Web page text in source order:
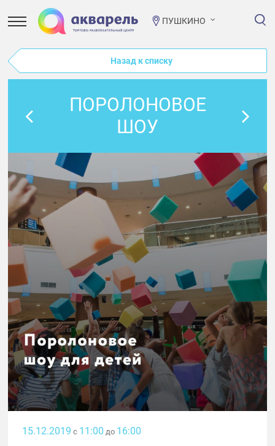
ПУШКИНО
Назад к списку
ПОРОЛОНОВОЕ
ШОУ
15.12.2019 с 11:00 до 16:00